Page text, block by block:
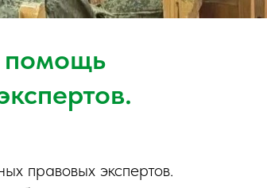
помощь
правовых экспертов.